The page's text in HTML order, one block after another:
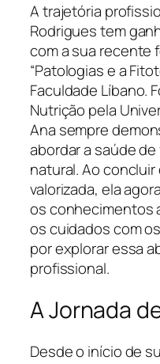
A trajetória
Rodrigues tem
com a sua recente
“Patologias e a
Faculdade Líbano.
Nutrição pela
Ana sempre
abordar a saúde
natural. Ao
valorizada, ela
os conhecimentos
os cuidados com
por explorar essa
profissional.
A Jornada
Desde o início de